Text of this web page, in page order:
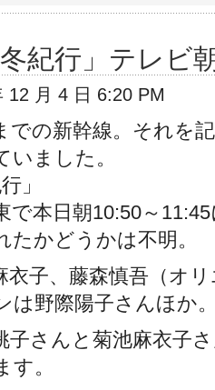
冬紀行」テレビ
12 月 4 日 6:20 PM
での新幹線。それを
いました。
」
で本日朝10:50～
たかどうかは不明。
衣子、藤森慎吾（オ
は野際陽子さんほか
子さんと菊池麻衣子
す。